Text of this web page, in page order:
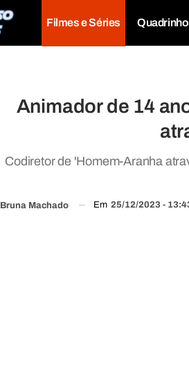
Filmes e Séries
Animador de 14
Codiretor de 'Homem-Aranha
Bruna Machado Em 25/12/2023 -